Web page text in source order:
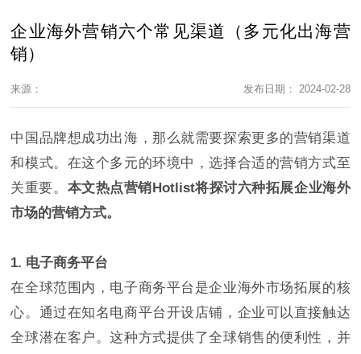
企业海外营销六个常见渠道（多元化出海营
销）
来源： 发布日期： 2024-02-28
中国品牌想成功出海，那么就需要探索更多的营销渠道
和模式。在这个多元的环境中，选择合适的营销方式至
关重要。 本文热点营销Hotlist将探讨六种拓展企业海外
市场的营销方式。
1. 电子商务平台
在全球范围内，电子商务平台是企业海外市场拓展的核
心。通过在知名电商平台开设店铺，企业可以直接触达
全球潜在客户。这种方式提供了全球销售的便利性，并